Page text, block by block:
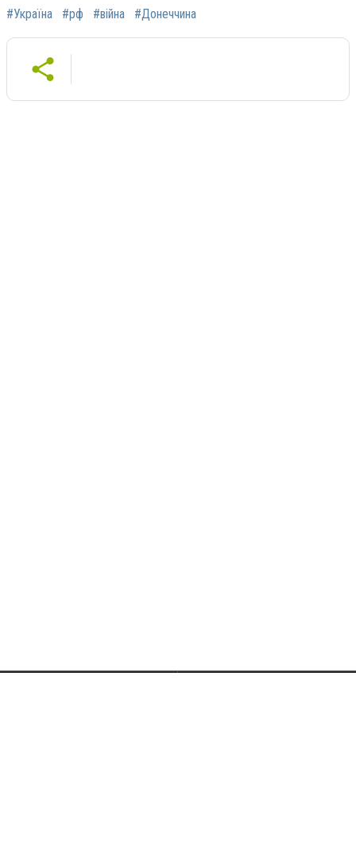
#Україна #рф #війна #Донеччина